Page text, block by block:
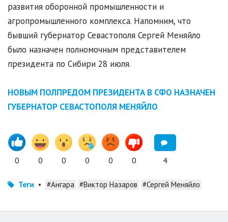
развития оборонной промышленности и
агропромышленного комплекса. Напомним, что
бывший губернатор Севастополя Сергей Меняйло
было назначен полномочным представителем
президента по Сибири 28 июля.
НОВЫМ ПОЛПРЕДОМ ПРЕЗИДЕНТА В СФО НАЗНАЧЕН
ГУБЕРНАТОР СЕВАСТОПОЛЯ МЕНЯЙЛО
0 0 0 0 0 0 4
Теги • #Ангара #Виктор Назаров #Сергей Меняйло